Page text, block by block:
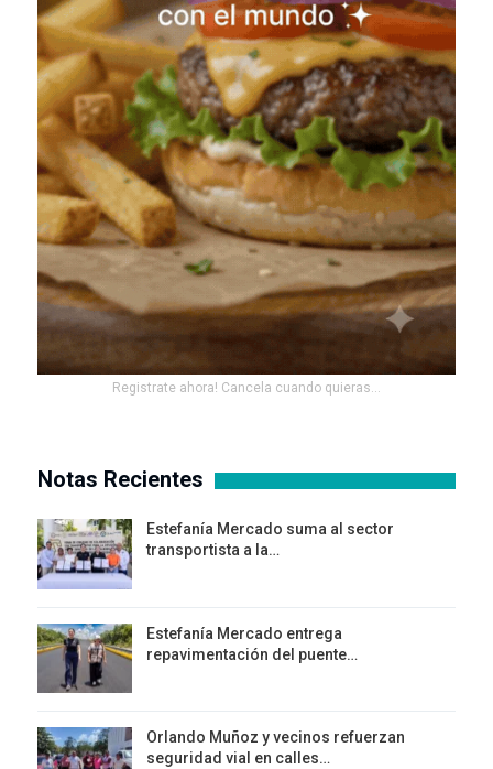
Registrate ahora! Cancela cuando quieras...
Notas Recientes
Estefanía Mercado suma al sector
transportista a la…
Estefanía Mercado entrega
repavimentación del puente…
Orlando Muñoz y vecinos refuerzan
seguridad vial en calles…